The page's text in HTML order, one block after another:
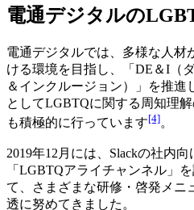
電通デジタルの
電通デジタルでは、多様な人材
ける環境を目指し、「DE＆I（
＆インクルージョン）」を推進
としてLGBTQに関する周知理
も積極的に行っています[4]。
2019年12月には、Slackの社内
「LGBTQアライチャンネル」
て、さまざまな研修・啓発メニ
透に努めてきました。